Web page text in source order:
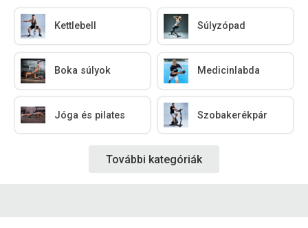
Kettlebell Súlyzópad
Boka súlyok Medicinlabda
Jóga és pilates Szobakerékpár
További kategóriák